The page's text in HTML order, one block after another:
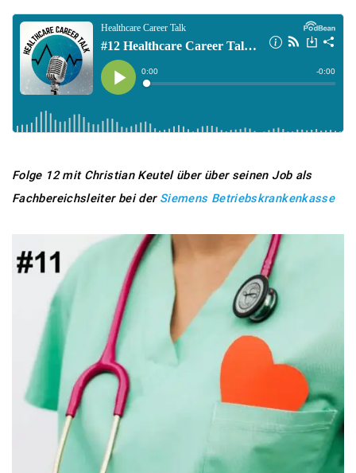
Folge 12 mit Christian Keutel über über seinen Job als
Fachbereichsleiter bei der Siemens Betriebskrankenkasse